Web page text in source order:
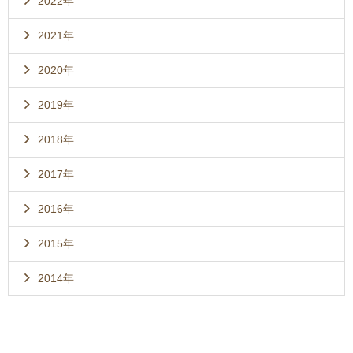
2021年
2020年
2019年
2018年
2017年
2016年
2015年
2014年